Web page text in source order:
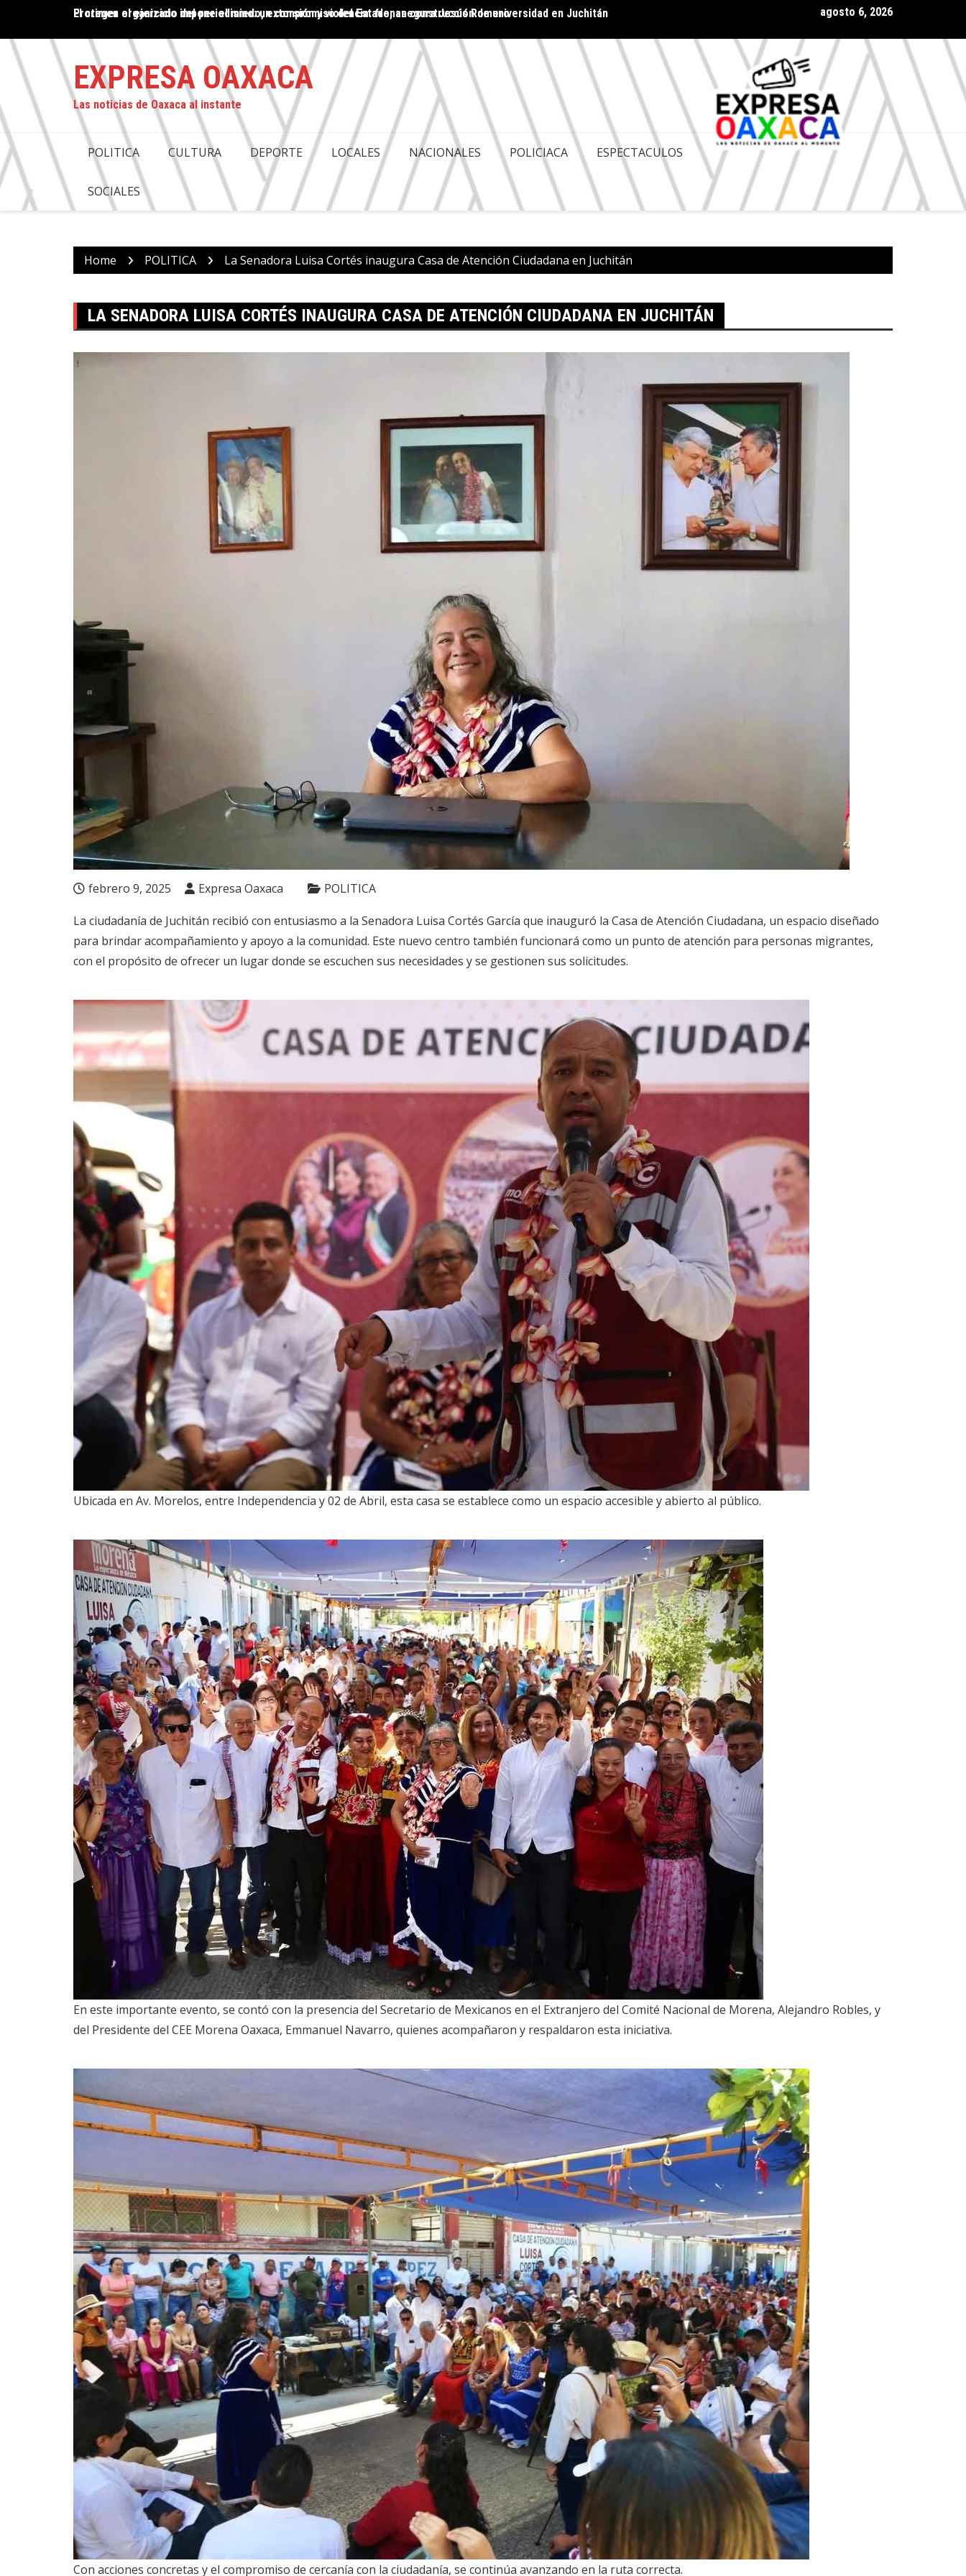
content
El crimen organizado impone el miedo, extorsión y violencia: frenan construcción de universidad en Juchitán
PROPUESTA DE DESAPARICIÓN DE PODERES EN OAXACA ES POLITIQUERÍA; HAY GOBERNABILIDAD Y
Cuenta Gobernador de Oaxaca Salomón Jara Cruz con amplia
agosto 6, 2026
EXPRESA OAXACA
Las noticias de Oaxaca al instante
POLITICA CULTURA DEPORTE LOCALES NACIONALES POLICIACA ESPECTACULOS
SOCIALES
Home POLITICA La Senadora Luisa Cortés inaugura Casa de Atención Ciudadana en Juchitán
LA SENADORA LUISA CORTÉS INAUGURA CASA DE ATENCIÓN CIUDADANA EN JUCHITÁN
febrero 9, 2025 Expresa Oaxaca POLITICA
La ciudadanía de Juchitán recibió con entusiasmo a la Senadora Luisa Cortés García que inauguró la Casa de Atención Ciudadana, un espacio diseñado
para brindar acompañamiento y apoyo a la comunidad. Este nuevo centro también funcionará como un punto de atención para personas migrantes,
con el propósito de ofrecer un lugar donde se escuchen sus necesidades y se gestionen sus solicitudes.
Ubicada en Av. Morelos, entre Independencia y 02 de Abril, esta casa se establece como un espacio accesible y abierto al público.
En este importante evento, se contó con la presencia del Secretario de Mexicanos en el Extranjero del Comité Nacional de Morena, Alejandro Robles, y
del Presidente del CEE Morena Oaxaca, Emmanuel Navarro, quienes acompañaron y respaldaron esta iniciativa.
Con acciones concretas y el compromiso de cercanía con la ciudadanía, se continúa avanzando en la ruta correcta.